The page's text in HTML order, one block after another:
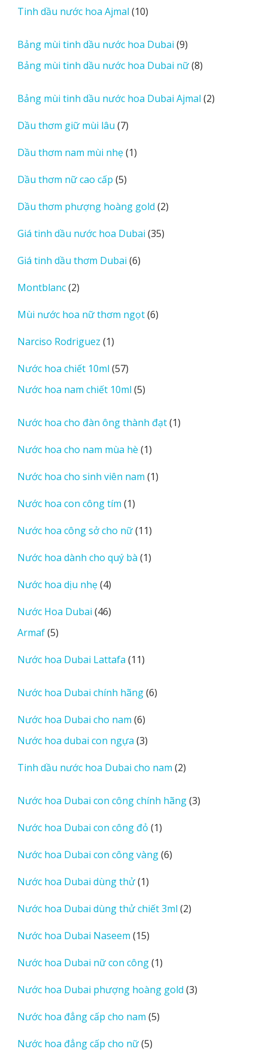
v
e
s
phẩm
Tinh dầu nước hoa Ajmal 1010
phẩm
Bảng mùi tinh dầu nước hoa Dubai 99
sản
phẩm
Bảng mùi tinh dầu nước hoa Dubai nữ 88
phẩm
Bảng mùi tinh dầu nước hoa Dubai Ajmal 22
Dầu thơm giữ mùi lâu 77
phẩm
Dầu thơm nam mùi nhẹ 11
Dầu thơm nữ cao cấp 55
phẩm
Dầu thơm phượng hoàng gold 22
Giá tinh dầu nước hoa Dubai 3535
Giá tinh dầu thơm Dubai 66
Montblanc 22
phẩm
Mùi nước hoa nữ thơm ngọt 66
Narciso Rodriguez 11
phẩm
Nước hoa chiết 10ml 5757
sản
phẩm
Nước hoa nam chiết 10ml 55
phẩm
Nước hoa cho đàn ông thành đạt 11
Nước hoa cho nam mùa hè 11
phẩm
Nước hoa cho sinh viên nam 11
Nước hoa con công tím 11
phẩm
Nước hoa công sở cho nữ 1111
phẩm
Nước hoa dành cho quý bà 11
Nước hoa dịu nhẹ 44
phẩm
Nước Hoa Dubai 4646
Armaf 55
phẩm
Nước hoa Dubai Lattafa 1111
phẩm
Nước hoa Dubai chính hãng 66
Nước hoa Dubai cho nam 66
sản
phẩm
Nước hoa dubai con ngựa 33
phẩm
Tinh dầu nước hoa Dubai cho nam 22
phẩm
Nước hoa Dubai con công chính hãng 33
Nước hoa Dubai con công đỏ 11
phẩm
Nước hoa Dubai con công vàng 66
Nước hoa Dubai dùng thử 11
phẩm
Nước hoa Dubai dùng thử chiết 3ml 22
Nước hoa Dubai Naseem 1515
phẩm
Nước hoa Dubai nữ con công 11
phẩm
Nước hoa Dubai phượng hoàng gold 33
Nước hoa đẳng cấp cho nam 55
Nước hoa đẳng cấp cho nữ 55